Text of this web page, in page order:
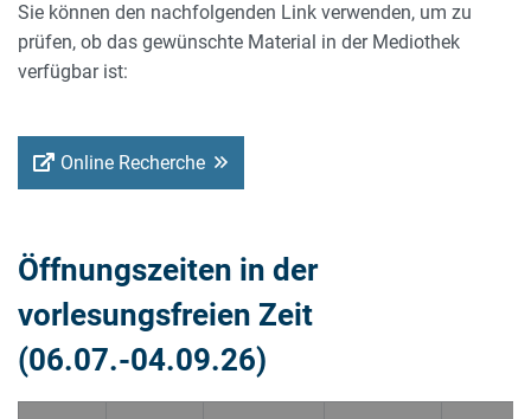
Sie können den nachfolgenden Link verwenden, um zu
prüfen, ob das gewünschte Material in der Mediothek
verfügbar ist:
Online Recherche
Öffnungszeiten in der
vorlesungsfreien Zeit
(06.07.-04.09.26)